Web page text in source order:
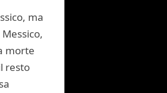
ma
morte
resto